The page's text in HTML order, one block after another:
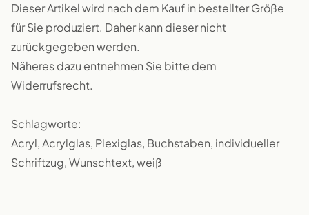
Dieser Artikel wird nach dem Kauf in bestellter Größe
für Sie produziert. Daher kann dieser nicht
zurückgegeben werden.
Näheres dazu entnehmen Sie bitte dem
Widerrufsrecht.
Schlagworte:
Acryl, Acrylglas, Plexiglas, Buchstaben, individueller
Schriftzug, Wunschtext, weiß